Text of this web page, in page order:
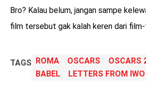
Bro? Kalau belum, jangan sampe
film tersebut gak kalah keren dari
TAGS ROMA OSCARS OSCARS
BABEL
LETTERS FROM